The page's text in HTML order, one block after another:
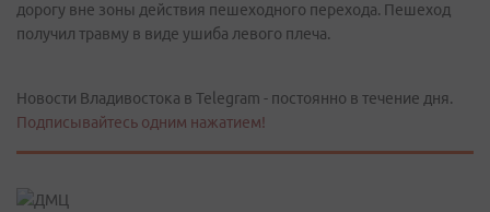
дорогу вне зоны действия пешеходного перехода. Пешеход
получил травму в виде ушиба левого плеча.
Новости Владивостока в Telegram - постоянно в течение дня.
Подписывайтесь одним нажатием!